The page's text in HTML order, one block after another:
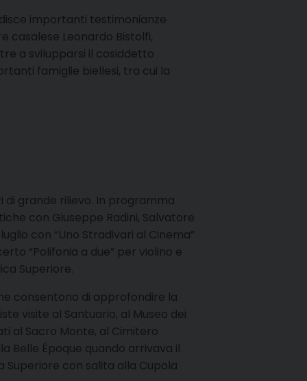
importanti testimonianze
casalese Leonardo Bistolfi,
a svilupparsi il cosiddetto
famiglie biellesi, tra cui la
grande rilievo. In programma
con Giuseppe Radini, Salvatore
con “Uno Stradivari al Cinema”
“Polifonia a due” per violino e
Superiore.
consentono di approfondire la
visite al Santuario, al Museo dei
al Sacro Monte, al Cimitero
Belle Époque quando arrivava il
Superiore con salita alla Cupola